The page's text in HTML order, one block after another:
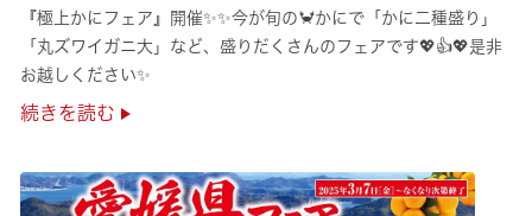
『極上かにフェア』開催✨✨今が旬の🦀かにで「かに二種盛り」
「丸ズワイガニ大」など、盛りだくさんのフェアです💖👍💖是非
お越しください✨
続きを読む